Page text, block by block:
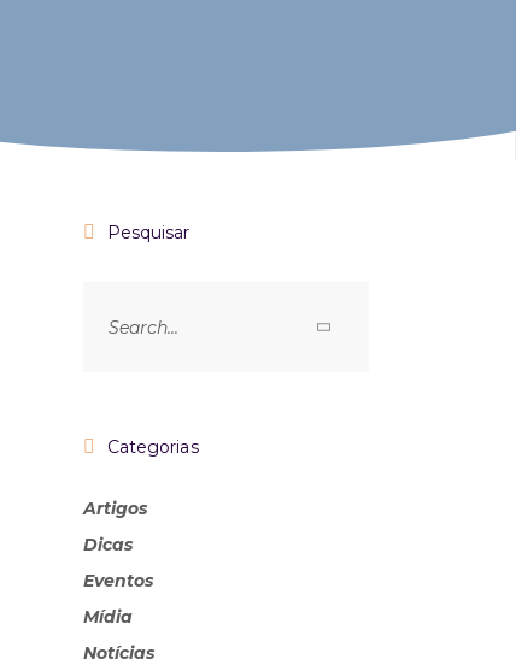
Pesquisar
Categorias
Artigos
Dicas
Eventos
Mídia
Notícias